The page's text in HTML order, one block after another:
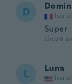
D
Super
circa 6
L Luna